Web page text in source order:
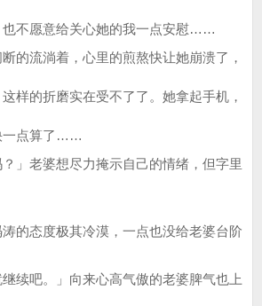
也不愿意给关心她的我一点安慰……
流淌着，心里的煎熬快让她崩溃了，
样的折磨实在受不了了。她拿起手机，
一点算了……
老婆想尽力掩示自己的情绪，但字里
态度极其冷漠，一点也没给老婆台阶
吧。」向来心高气傲的老婆脾气也上